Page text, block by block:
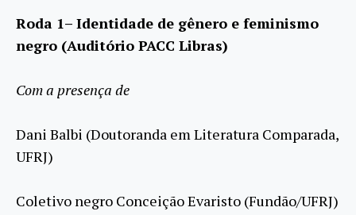
Roda 1– Identidade de gênero e feminismo
negro (Auditório PACC Libras)
Com a presença de
Dani Balbi (Doutoranda em Literatura Comparada,
UFRJ)
Coletivo negro Conceição Evaristo (Fundão/UFRJ)